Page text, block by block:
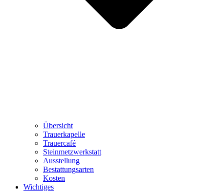
Übersicht
Trauerkapelle
Trauercafé
Steinmetzwerkstatt
Ausstellung
Bestattungsarten
Kosten
Wichtiges